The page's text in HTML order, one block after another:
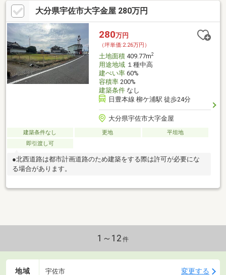
大分県宇佐市大字金屋 280万円
280万円
（坪単価:2.26万円）
土地面積409.77m2
用途地域１種中高
建ぺい率60%
容積率200%
建築条件なし
日豊本線 柳ケ浦駅 徒歩24分
大分県宇佐市大字金屋
建築条件なし 更地
平坦地
即引渡し可
●北西道路は都市計画道路のため建築をする際は許可が必要にな
る場合があります。
1～12 件
地域 宇佐市 変更する